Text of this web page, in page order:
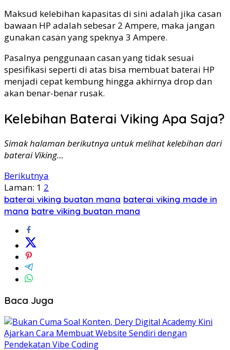
Maksud kelebihan kapasitas di sini adalah jika casan
bawaan HP adalah sebesar 2 Ampere, maka jangan
gunakan casan yang speknya 3 Ampere.
Pasalnya penggunaan casan yang tidak sesuai
spesifikasi seperti di atas bisa membuat baterai HP
menjadi cepat kembung hingga akhirnya drop dan
akan benar-benar rusak.
Kelebihan Baterai Viking Apa Saja?
Simak halaman berikutnya untuk melihat kelebihan dari
baterai Viking…
Berikutnya
Laman: 1 2
baterai viking buatan mana baterai viking made in
mana batre viking buatan mana
Baca Juga